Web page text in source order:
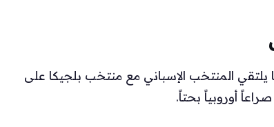
يوم الجمعة 10 يوليو عندما يلتقي المنتخب الإسباني مع منتخب بلجيكا على
أوروبياً بحتاً.